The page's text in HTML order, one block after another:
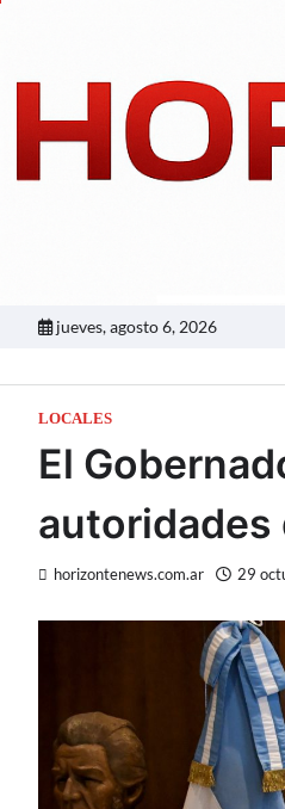
jueves, agosto 6, 2026
LOCALES
El
autoridades
horizontenews.com.ar 29